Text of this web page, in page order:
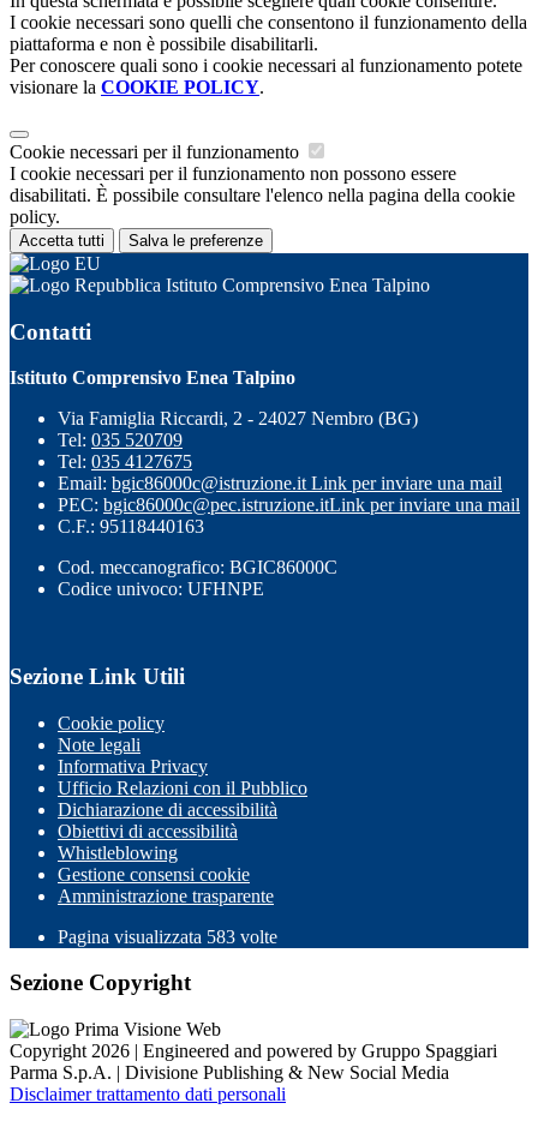
I cookie necessari sono quelli che consentono il funzionamento della
piattaforma e non è possibile disabilitarli.
Per conoscere quali sono i cookie necessari al funzionamento potete
visionare la COOKIE POLICY.
Cookie necessari per il funzionamento
I cookie necessari per il funzionamento non possono essere
disabilitati. È possibile consultare l'elenco nella pagina della cookie
policy.
Accetta tutti Salva le preferenze
Istituto Comprensivo Enea Talpino
Contatti
Istituto Comprensivo Enea Talpino
Via Famiglia Riccardi, 2 - 24027 Nembro (BG)
Tel: 035 520709
Tel: 035 4127675
Email: bgic86000c@istruzione.it Link per inviare una mail
PEC: bgic86000c@pec.istruzione.itLink per inviare una mail
C.F.: 95118440163
Cod. meccanografico: BGIC86000C
Codice univoco: UFHNPE
Sezione Link Utili
Cookie policy
Note legali
Informativa Privacy
Ufficio Relazioni con il Pubblico
Dichiarazione di accessibilità
Obiettivi di accessibilità
Whistleblowing
Gestione consensi cookie
Amministrazione trasparente
Pagina visualizzata 583 volte
Sezione Copyright
Copyright 2026 | Engineered and powered by Gruppo Spaggiari
Parma S.p.A. | Divisione Publishing & New Social Media
Disclaimer trattamento dati personali